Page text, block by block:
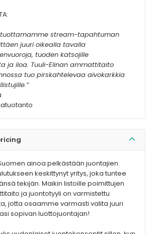
tuottamamme stream-tapahtuman
juuri oikealla tavalla
tuoden katsojille
ja iloa. Tuuli-Elinan ammattitaito
tuo pirskahtelevaa aivokarkkia
ainoa pelkästään juontajien
keskittynyt yritys, joka tuntee
tekijän. Maikin listoille poimittujen
ja juontotyyli on varmistettu
jotta osaamme varmasti valita juuri
sopivan luottojuontajan!